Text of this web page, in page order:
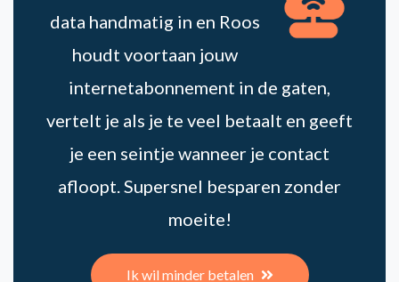
data handmatig in en Roos
houdt voortaan jouw
internetabonnement in de gaten,
vertelt je als je te veel betaalt en geeft
je een seintje wanneer je contact
afloopt. Supersnel besparen zonder
moeite!
Ik wil minder betalen